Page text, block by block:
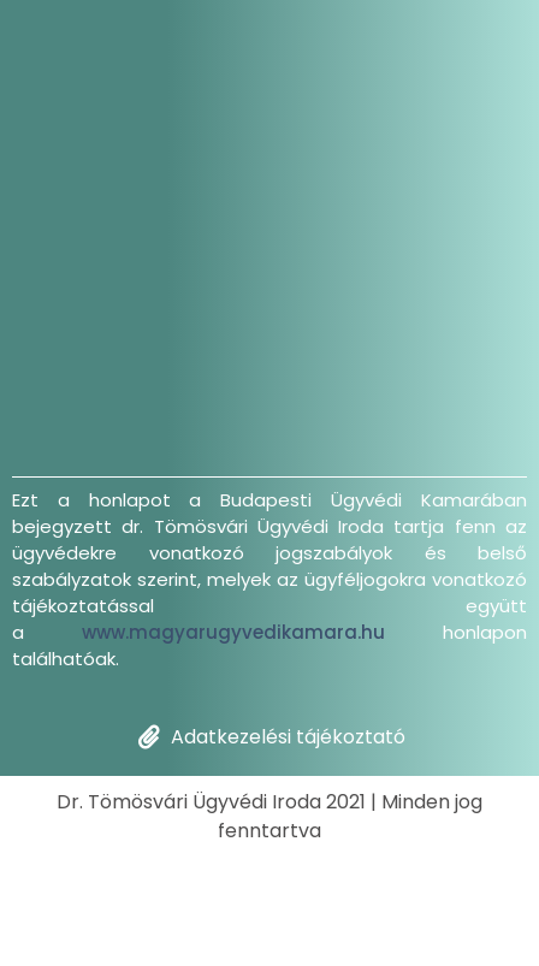
Ezt a honlapot a Budapesti Ügyvédi Kamarában
bejegyzett dr. Tömösvári Ügyvédi Iroda tartja fenn az
ügyvédekre vonatkozó jogszabályok és belső
szabályzatok szerint, melyek az ügyféljogokra vonatkozó
tájékoztatással együtt
a www.magyarugyvedikamara.hu honlapon
találhatóak.
Adatkezelési tájékoztató
Dr. Tömösvári Ügyvédi Iroda 2021 | Minden jog
fenntartva